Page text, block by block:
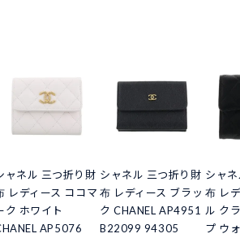
ャネル 三つ折り財
レディース ココマ
ク ホワイト
AP5076
シャネル 三つ折り財
布 レディース ブラッ
ク CHANEL AP4951
B22099 94305
シャ
布 レ
ル ク
プ ウ